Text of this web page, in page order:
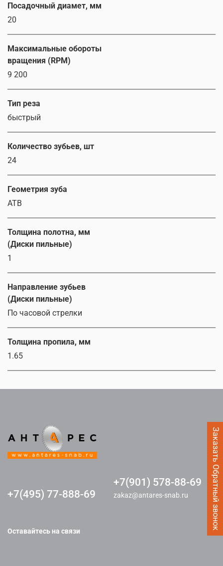
Заказать Обратный звонок
Посадочный диамет, мм
20
Максимальные обороты
вращения (RPM)
9 200
Тип реза
быстрый
Количество зубьев, шт
24
Геометрия зуба
ATB
Толщина полотна, мм
(Диски пильные)
1
Направление зубьев
(Диски пильные)
По часовой стрелки
Толщина пропила, мм
1.65
+7(495) 77-888-69
+7(901) 578-88-69
zakaz@antares-snab.ru
Оставайтесь на связи